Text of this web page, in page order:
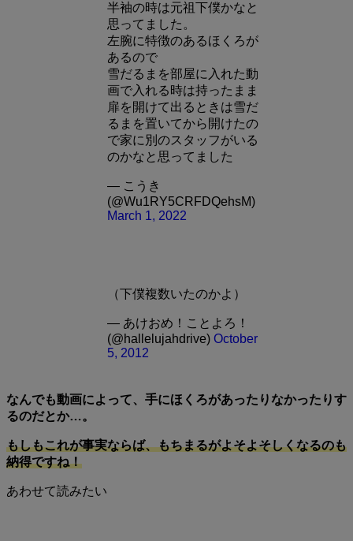
半袖の時は元祖下僕かなと
思ってました。
左腕に特徴のあるほくろが
あるので
雪だるまを部屋に入れた動
画で入れる時は持ったまま
扉を開けて出るときは雪だ
るまを置いてから開けたの
で家に別のスタッフがいる
のかなと思ってました
— こうき
(@Wu1RY5CRFDQehsM)
March 1, 2022
（下僕複数いたのかよ）
— あけおめ！ことよろ！
(@hallelujahdrive) October
5, 2012
なんでも動画によって、手にほくろがあったりなかったりす
るのだとか…。
もしもこれが事実ならば、もちまるがよそよそしくなるのも
納得ですね！
あわせて読みたい